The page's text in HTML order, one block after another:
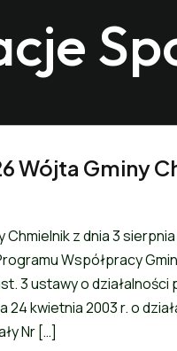
Wójta Gminy
Chmielnik z dnia 3
Współpracy
3 ustawy o
24 kwietnia 2003 r. o
Nr […]